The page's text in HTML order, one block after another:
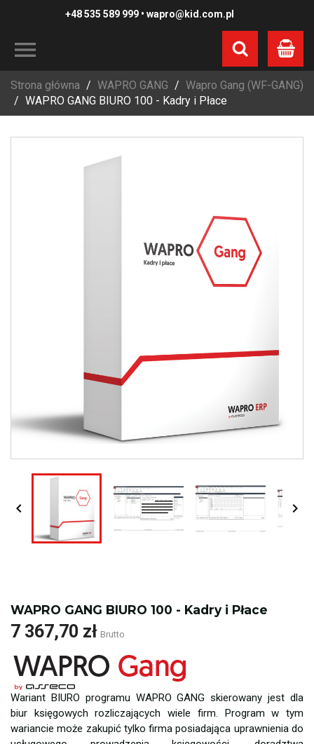
+48 535 589 999 •wapro@kid.com.pl
Koszyk
Strona główna
WAPRO GANG
Wapro Gang (WF-GANG)
WAPRO GANG BIURO 100 - Kadry i Płace
 
WAPRO GANG BIURO 100 - Kadry i Płace
7 367,70 zł Brutto
Wariant BIURO programu WAPRO GANG skierowany jest dla
biur księgowych rozliczających wiele firm. Program w tym
wariancie może zakupić tylko firma posiadająca uprawnienia do